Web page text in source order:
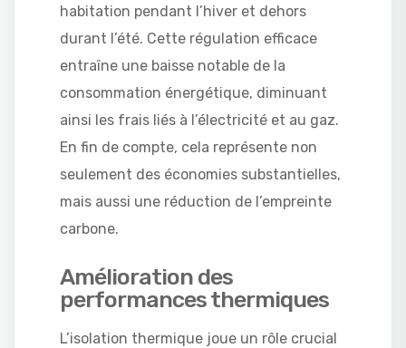
habitation pendant l’hiver et dehors
durant l’été. Cette régulation efficace
entraîne une baisse notable de la
consommation énergétique, diminuant
ainsi les frais liés à l’électricité et au gaz.
En fin de compte, cela représente non
seulement des économies substantielles,
mais aussi une réduction de l’empreinte
carbone.
Amélioration des
performances thermiques
L’isolation thermique joue un rôle crucial